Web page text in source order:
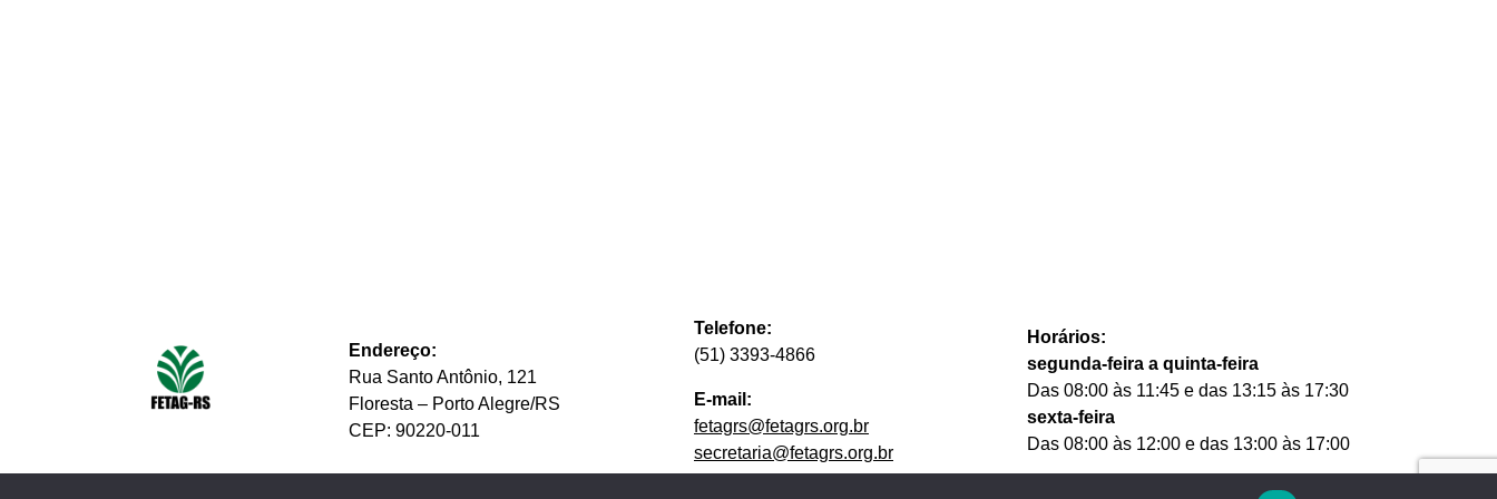
Endereço:
Rua Santo Antônio, 121
Floresta – Porto Alegre/RS
CEP: 90220-011
Telefone:
(51) 3393-4866
E-mail:
fetagrs@fetagrs.org.br
secretaria@fetagrs.org.br
Horários:
segunda-feira a quinta-feira
Das 08:00 às 11:45 e das 13:15 às 17:30
sexta-feira
Das 08:00 às 12:00 e das 13:00 às 17:00